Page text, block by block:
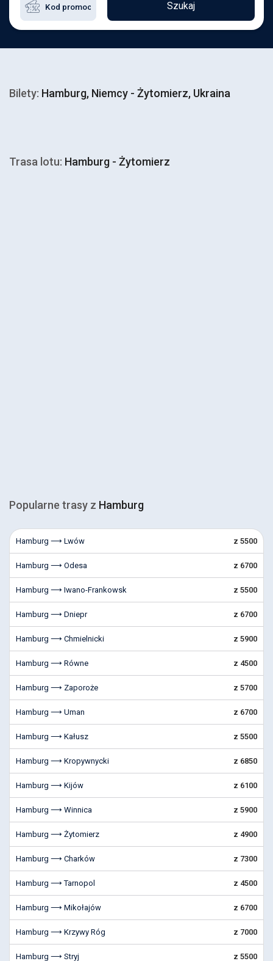
Szukaj
Bilety: Hamburg, Niemcy - Żytomierz, Ukraina
Trasa lotu: Hamburg - Żytomierz
Popularne trasy z Hamburg
Hamburg ⟶ Lwów z 5500
Hamburg ⟶ Odesa z 6700
Hamburg ⟶ Iwano-Frankowsk z 5500
Hamburg ⟶ Dniepr z 6700
Hamburg ⟶ Chmielnicki z 5900
Hamburg ⟶ Równe z 4500
Hamburg ⟶ Zaporoże z 5700
Hamburg ⟶ Uman z 6700
Hamburg ⟶ Kałusz z 5500
Hamburg ⟶ Kropywnycki z 6850
Hamburg ⟶ Kijów z 6100
Hamburg ⟶ Winnica z 5900
Hamburg ⟶ Żytomierz z 4900
Hamburg ⟶ Charków z 7300
Hamburg ⟶ Tarnopol z 4500
Hamburg ⟶ Mikołajów z 6700
Hamburg ⟶ Krzywy Róg z 7000
Hamburg ⟶ Stryj z 5500